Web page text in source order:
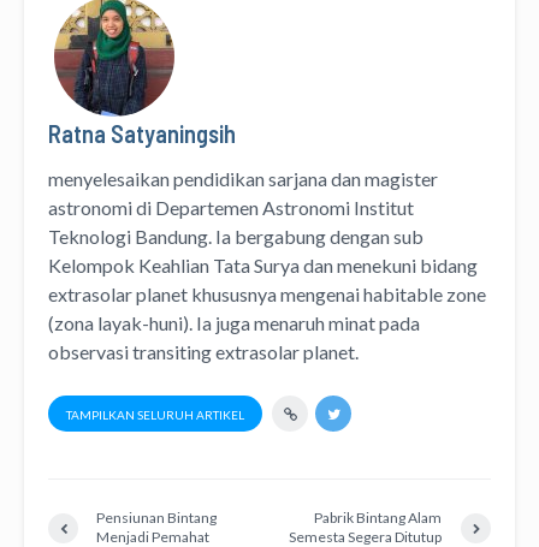
Ratna Satyaningsih
menyelesaikan pendidikan sarjana dan magister
astronomi di Departemen Astronomi Institut
Teknologi Bandung. Ia bergabung dengan sub
Kelompok Keahlian Tata Surya dan menekuni bidang
extrasolar planet khususnya mengenai habitable zone
(zona layak-huni). Ia juga menaruh minat pada
observasi transiting extrasolar planet.
TAMPILKAN SELURUH ARTIKEL
Pensiunan Bintang
Menjadi Pemahat
Pabrik Bintang Alam
Semesta Segera Ditutup